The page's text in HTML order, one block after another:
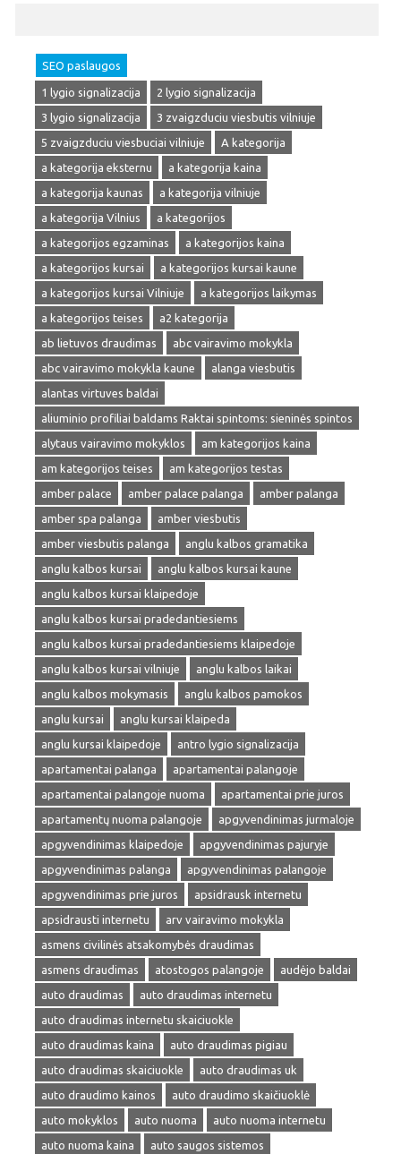
SEO paslaugos
1 lygio signalizacija
2 lygio signalizacija
3 lygio signalizacija
3 zvaigzduciu viesbutis vilniuje
5 zvaigzduciu viesbuciai vilniuje
A kategorija
a kategorija eksternu
a kategorija kaina
a kategorija kaunas
a kategorija vilniuje
a kategorija Vilnius
a kategorijos
a kategorijos egzaminas
a kategorijos kaina
a kategorijos kursai
a kategorijos kursai kaune
a kategorijos kursai Vilniuje
a kategorijos laikymas
a kategorijos teises
a2 kategorija
ab lietuvos draudimas
abc vairavimo mokykla
abc vairavimo mokykla kaune
alanga viesbutis
alantas virtuves baldai
aliuminio profiliai baldams Raktai spintoms: sieninės spintos
alytaus vairavimo mokyklos
am kategorijos kaina
am kategorijos teises
am kategorijos testas
amber palace
amber palace palanga
amber palanga
amber spa palanga
amber viesbutis
amber viesbutis palanga
anglu kalbos gramatika
anglu kalbos kursai
anglu kalbos kursai kaune
anglu kalbos kursai klaipedoje
anglu kalbos kursai pradedantiesiems
anglu kalbos kursai pradedantiesiems klaipedoje
anglu kalbos kursai vilniuje
anglu kalbos laikai
anglu kalbos mokymasis
anglu kalbos pamokos
anglu kursai
anglu kursai klaipeda
anglu kursai klaipedoje
antro lygio signalizacija
apartamentai palanga
apartamentai palangoje
apartamentai palangoje nuoma
apartamentai prie juros
apartamentų nuoma palangoje
apgyvendinimas jurmaloje
apgyvendinimas klaipedoje
apgyvendinimas pajuryje
apgyvendinimas palanga
apgyvendinimas palangoje
apgyvendinimas prie juros
apsidrausk internetu
apsidrausti internetu
arv vairavimo mokykla
asmens civilinės atsakomybės draudimas
asmens draudimas
atostogos palangoje
audėjo baldai
auto draudimas
auto draudimas internetu
auto draudimas internetu skaiciuokle
auto draudimas kaina
auto draudimas pigiau
auto draudimas skaiciuokle
auto draudimas uk
auto draudimo kainos
auto draudimo skaičiuoklė
auto mokyklos
auto nuoma
auto nuoma internetu
auto nuoma kaina
auto saugos sistemos